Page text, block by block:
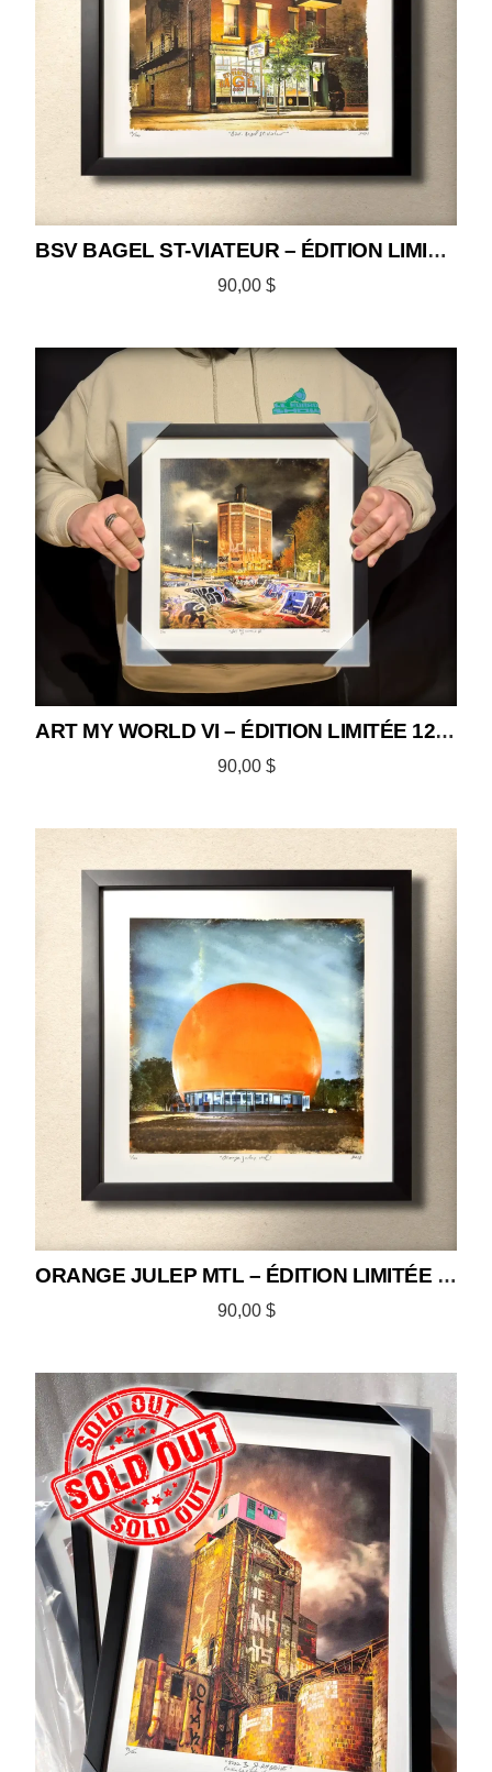
BSV BAGEL ST-VIATEUR – ÉDITION LIMITÉE 12×12
90,00 $
ART MY WORLD VI – ÉDITION LIMITÉE 12×12
90,00 $
ORANGE JULEP MTL – ÉDITION LIMITÉE 12×12
90,00 $